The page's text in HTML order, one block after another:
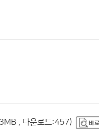
, 다운로드:457)